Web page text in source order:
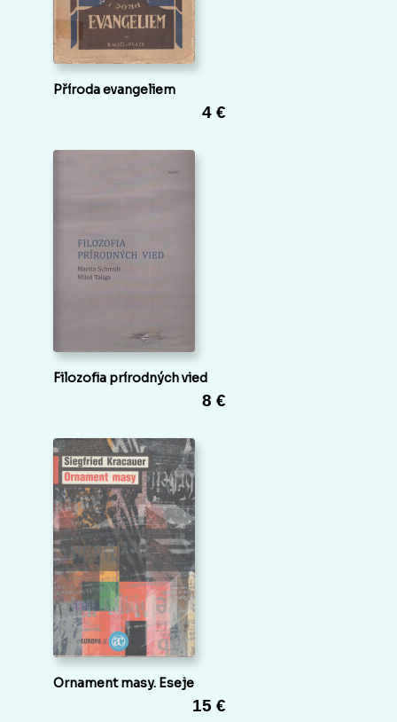
Příroda evangeliem
4 €
Filozofia prírodných vied
8 €
Ornament masy. Eseje
15 €